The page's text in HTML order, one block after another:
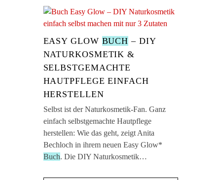
EASY GLOW BUCH – DIY
NATURKOSMETIK &
SELBSTGEMACHTE
HAUTPFLEGE EINFACH
HERSTELLEN
Selbst ist der Naturkosmetik-Fan. Ganz
einfach selbstgemachte Hautpflege
herstellen: Wie das geht, zeigt Anita
Bechloch in ihrem neuen Easy Glow*
Buch. Die DIY Naturkosmetik…